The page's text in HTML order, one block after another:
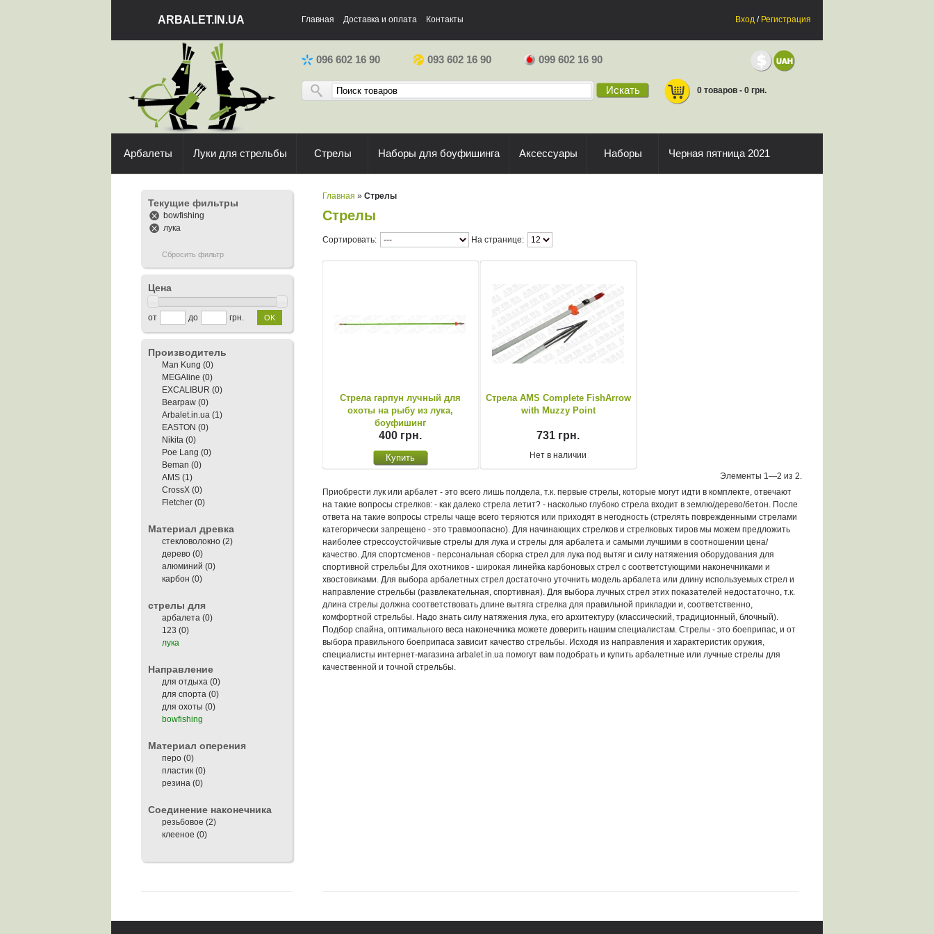
ARBALET.IN.UA Главная Доставка и оплата Контакты Вход / Регистрация
096 602 16 90 093 602 16 90 099 602 16 90
Искать 0 товаров - 0 грн.
Арбалеты Луки для стрельбы Стрелы Наборы для боуфишинга Аксессуары Наборы Черная пятница 2021
Текущие фильтры
bowfishing
лука
Сбросить фильтр
Цена
от до грн. OK
Производитель
Man Kung (0)
MEGAline (0)
EXCALIBUR (0)
Bearpaw (0)
Arbalet.in.ua (1)
EASTON (0)
Nikita (0)
Poe Lang (0)
Beman (0)
AMS (1)
CrossX (0)
Fletcher (0)
Материал древка
стекловолокно (2)
дерево (0)
алюминий (0)
карбон (0)
стрелы для
арбалета (0)
123 (0)
лука
Направление
для отдыха (0)
для спорта (0)
для охоты (0)
bowfishing
Материал оперения
перо (0)
пластик (0)
резина (0)
Cоединение наконечника
резьбовое (2)
клееное (0)
Главная » Стрелы
Стрелы
Сортировать: На странице:
Стрела гарпун лучный для
охоты на рыбу из лука,
боуфишинг
400 грн.
Стрела AMS Complete FishArrow
with Muzzy Point
731 грн.
Нет в наличии
Элементы 1—2 из 2.
Приобрести лук или арбалет - это всего лишь полдела, т.к. первые стрелы, которые могут идти в комплекте, отвечают
на такие вопросы стрелков: - как далеко стрела летит? - насколько глубоко стрела входит в землю/дерево/бетон. После
ответа на такие вопросы стрелы чаще всего теряются или приходят в негодность (стрелять поврежденными стрелами
категорически запрещено - это травмоопасно). Для начинающих стрелков и стрелковых тиров мы можем предложить
наиболее стрессоустойчивые стрелы для лука и стрелы для арбалета и самыми лучшими в соотношении цена/
качество. Для спортсменов - персональная сборка стрел для лука под вытяг и силу натяжения оборудования для
спортивной стрельбы Для охотников - широкая линейка карбоновых стрел с соответстующими наконечниками и
хвостовиками. Для выбора арбалетных стрел достаточно уточнить модель арбалета или длину используемых стрел и
направление стрельбы (развлекательная, спортивная). Для выбора лучных стрел этих показателей недостаточно, т.к.
длина стрелы должна соответствовать длине вытяга стрелка для правильной прикладки и, соответственно,
комфортной стрельбы. Надо знать силу натяжения лука, его архитектуру (классический, традиционный, блочный).
Подбор спайна, оптимального веса наконечника можете доверить нашим специалистам. Стрелы - это боеприпас, и от
выбора правильного боеприпаса зависит качество стрельбы. Исходя из направления и характеристик оружия,
специалисты интернет-магазина arbalet.in.ua помогут вам подобрать и купить арбалетные или лучные стрелы для
качественной и точной стрельбы.